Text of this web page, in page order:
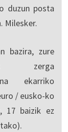
duzun posta
Milesker.
bazira, zure
zerga
ekarriko
/ eusko-ko
17 baizik ez